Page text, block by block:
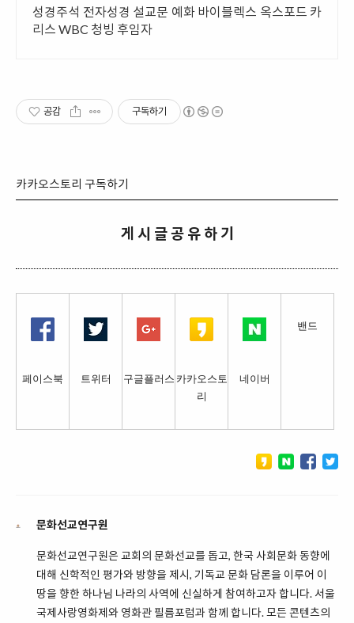
성경주석 전자성경 설교문 예화 바이블렉스 옥스포드 카
리스 WBC 청빙 후임자
공감 구독하기
카카오스토리 구독하기
게 시 글 공 유 하 기
페이스북 트위터 구글플러스 카카오스토
리
네이버
밴드
문화선교연구원
문화선교연구원은 교회의 문화선교를 돕고, 한국 사회문화 동향에
대해 신학적인 평가와 방향을 제시, 기독교 문화 담론을 이루어 이
땅을 향한 하나님 나라의 사역에 신실하게 참여하고자 합니다. 서울
국제사랑영화제와 영화관 필름포럼과 함께 합니다. 모든 콘텐츠의